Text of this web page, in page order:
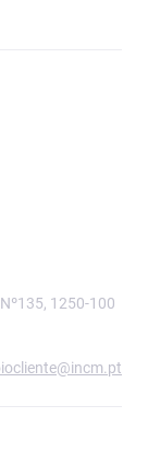
1250-100